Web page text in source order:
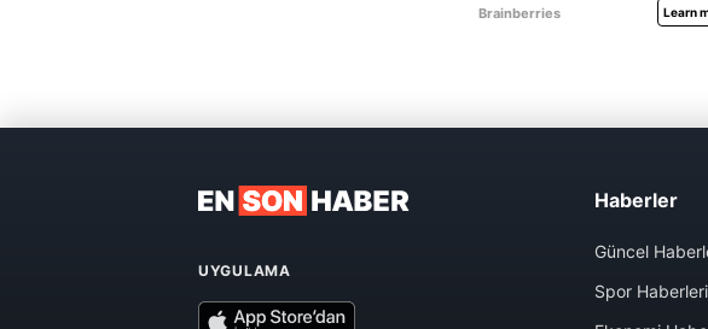
UYGULAMA
Haberler
Güncel
Spor Haberleri